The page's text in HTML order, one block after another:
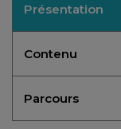
Présentation
Contenu
Parcours